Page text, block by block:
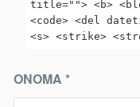
title=""> <b>
<code> <del
<s> <strike>
ΌΝΟΜΑ *